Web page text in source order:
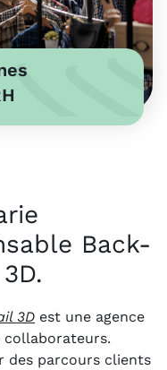
Back-
3D est une agence
collaborateurs.
des parcours clients